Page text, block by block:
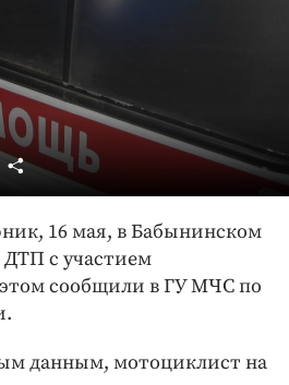
года
16 мая, в Бабынинском
с участием
сообщили в ГУ МЧС по
данным, мотоциклист на